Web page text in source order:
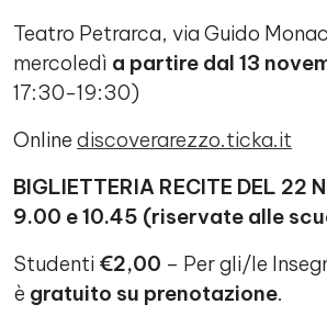
Teatro Petrarca, via Guido
mercoledì a partire dal 13
17:30-19:30)
Online discoverarezzo.ticka.it
BIGLIETTERIA RECITE DEL 22
9.00 e 10.45 (riservate alle
Studenti €2,00 – Per gli/le
è gratuito su prenotazione.